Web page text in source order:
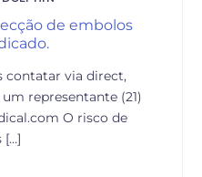
de embolos
contatar via direct,
representante (21)
O risco de
[…]